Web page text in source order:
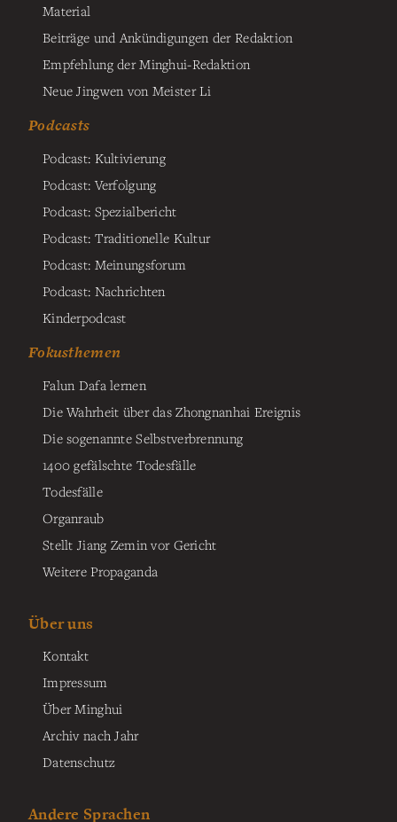
Material
Beiträge und Ankündigungen der Redaktion
Empfehlung der Minghui-Redaktion
Neue Jingwen von Meister Li
Podcasts
Podcast: Kultivierung
Podcast: Verfolgung
Podcast: Spezialbericht
Podcast: Traditionelle Kultur
Podcast: Meinungsforum
Podcast: Nachrichten
Kinderpodcast
Fokusthemen
Falun Dafa lernen
Die Wahrheit über das Zhongnanhai Ereignis
Die sogenannte Selbstverbrennung
1400 gefälschte Todesfälle
Todesfälle
Organraub
Stellt Jiang Zemin vor Gericht
Weitere Propaganda
Über uns
Kontakt
Impressum
Über Minghui
Archiv nach Jahr
Datenschutz
Andere Sprachen